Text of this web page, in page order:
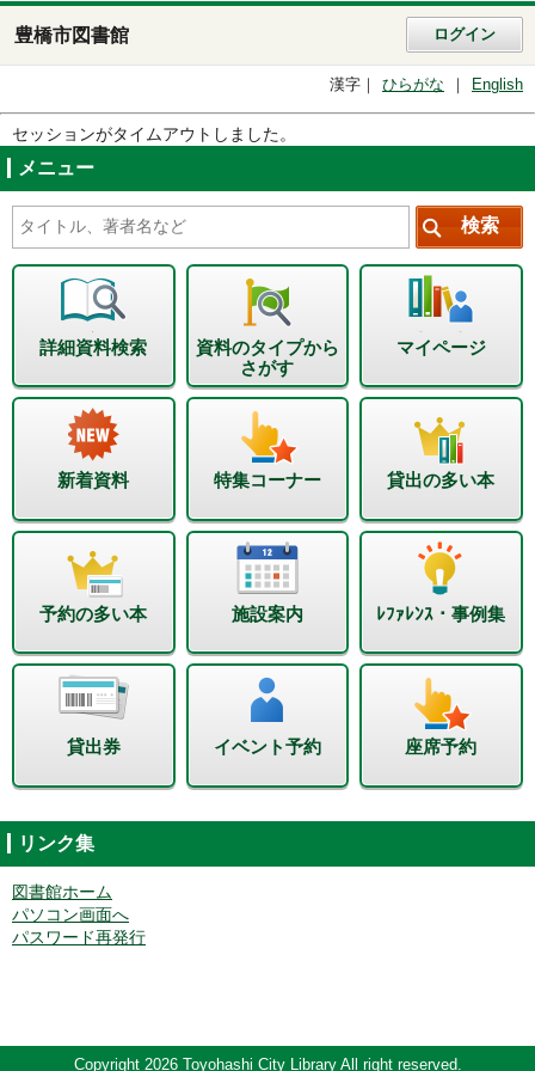
豊橋市図書館 ログイン
漢字 ひらがな English
セッションがタイムアウトしました。
メニュー
詳細資料検索
資料のタイプから
さがす
マイページ
新着資料 特集コーナー 貸出の多い本
予約の多い本 施設案内 ﾚﾌｧﾚﾝｽ・事例集
貸出券 イベント予約 座席予約
リンク集
図書館ホーム
パソコン画面へ
パスワード再発行
Copyright 2026 Toyohashi City Library All right reserved.